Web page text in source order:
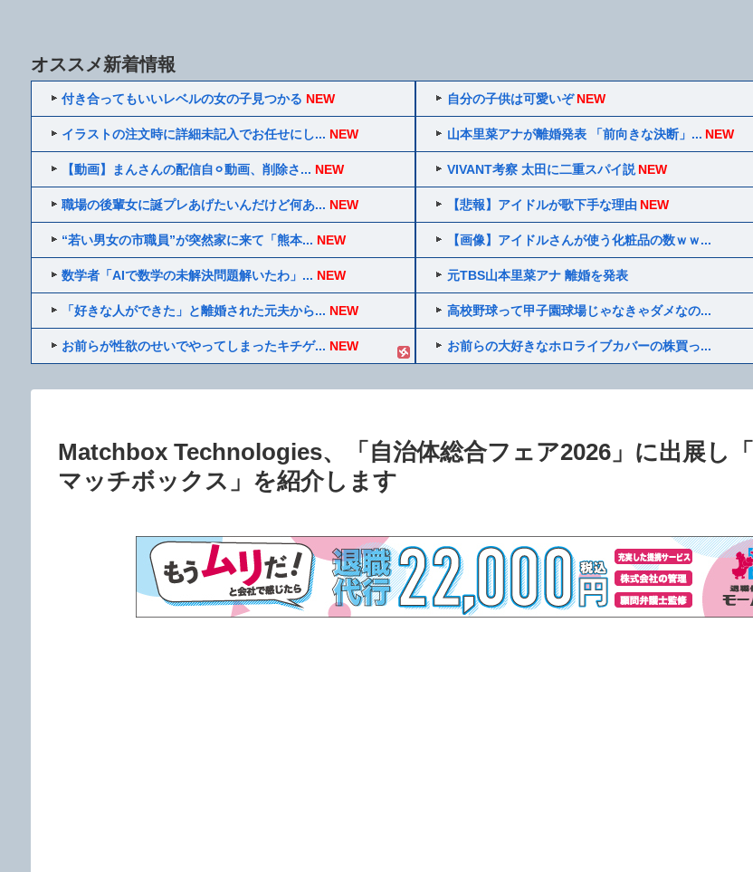
オススメ新着情報
付き合ってもいいレベルの女の子見つかる NEW
イラストの注文時に詳細未記入でお任せにし... NEW
【動画】まんさんの配信自⚪︎動画、削除さ... NEW
職場の後輩女に誕プレあげたいんだけど何あ... NEW
“若い男女の市職員”が突然家に来て「熊本... NEW
数学者「AIで数学の未解決問題解いたわ」... NEW
「好きな人ができた」と離婚された元夫から... NEW
お前らが性欲のせいでやってしまったキチゲ... NEW
自分の子供は可愛いぞ NEW
山本里菜アナが離婚発表 「前向きな決断」... NEW
VIVANT考察 太田に二重スパイ説 NEW
【悲報】アイドルが歌下手な理由 NEW
【画像】アイドルさんが使う化粧品の数ｗｗ...
元TBS山本里菜アナ 離婚を発表
高校野球って甲子園球場じゃなきゃダメなの...
お前らの大好きなホロライブカバーの株買っ...
Matchbox Technologies、「自治体総合フェア2026」に出展し
マッチボックス」を紹介します